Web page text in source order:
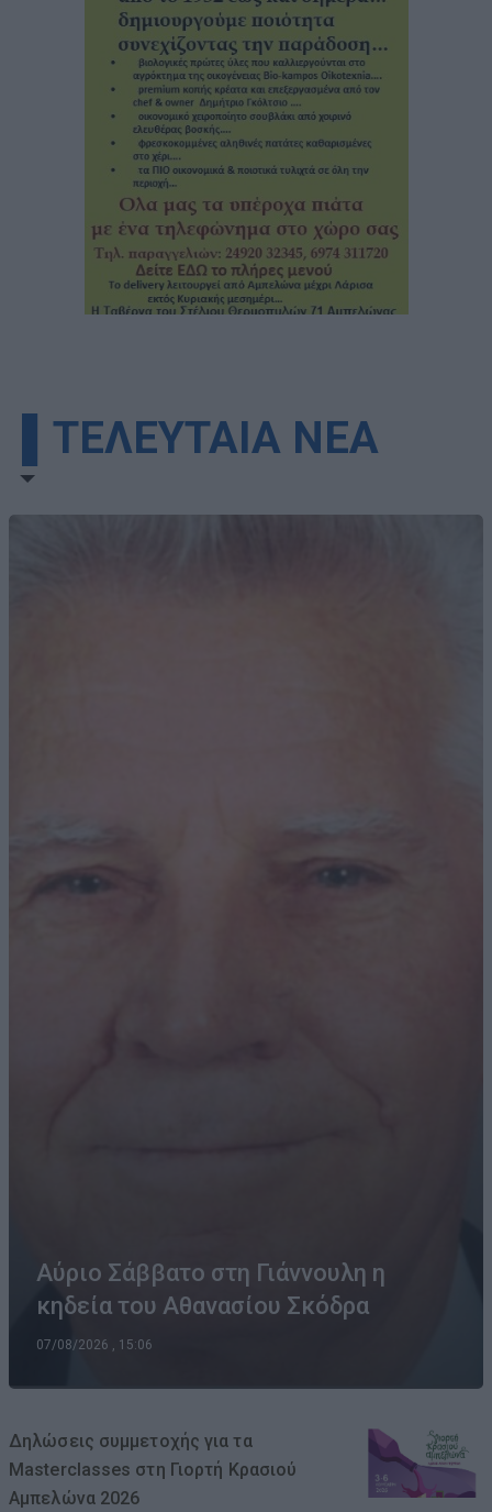
▌ΤΕΛΕΥΤΑΙΑ ΝΕΑ
Αύριο Σάββατο στη Γιάννουλη η
κηδεία του Αθανασίου Σκόδρα
07/08/2026 , 15:06
Δηλώσεις συμμετοχής για τα
Masterclasses στη Γιορτή Κρασιού
Αμπελώνα 2026